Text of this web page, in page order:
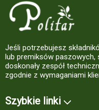
Jeśli potrzebujesz
lub premiksów paszowych,
doskonały zespół
zgodnie z wymaganiami
Szybkie linki